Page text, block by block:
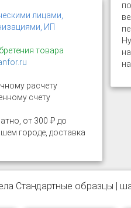
лицами,
ИП
товара
расчету
счету
от 300 ₽ до
городе, доставка
Стандартные образцы |